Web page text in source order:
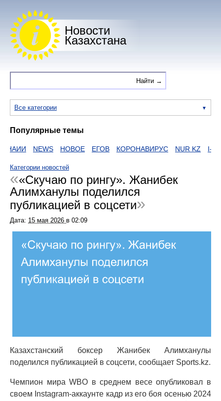
Новости
Казахстана
Все категории
Популярные темы
НАИИ NEWS НОВОЕ ЕГОВ КОРОНАВИРУС NUR KZ I-
Категории новостей
«Скучаю по рингу». Жанибек
Алимханулы поделился
публикацией в соцсети
Дата: 15 мая 2026 в 02:09
Казахстанский боксер Жанибек Алимханулы
поделился публикацией в соцсети, сообщает Sports.kz.
Чемпион мира WBO в среднем весе опубликовал в
своем Instagram-аккаунте кадр из его боя осенью 2024